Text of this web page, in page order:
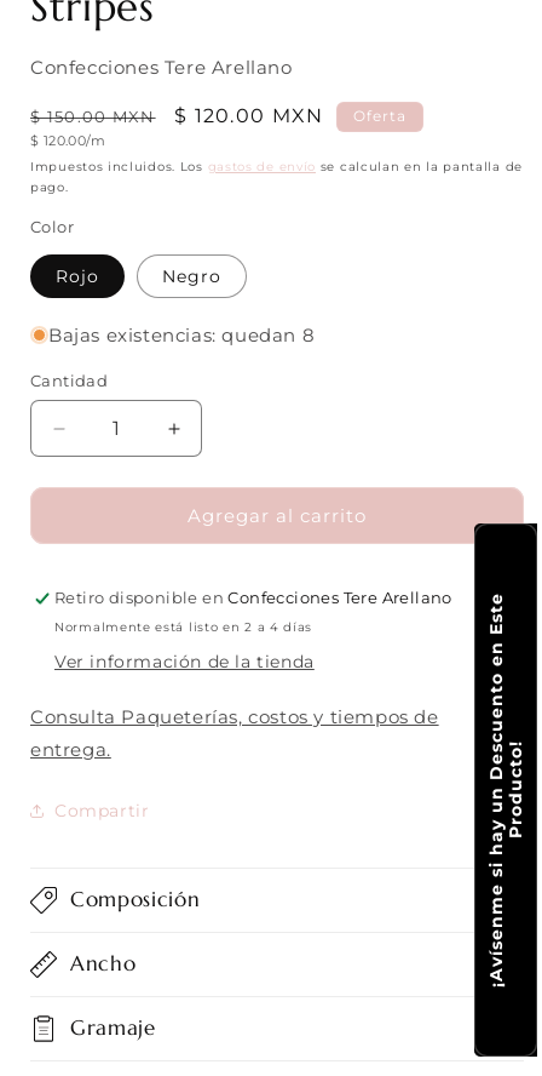
Confecciones Tere Arellano
Precio
habitual
$ 150.00 MXN
Precio
oferta
$ 120.00 MXN
Precio
$ 120.00/m
Oferta
Impuestos incluidos. Los gastos de envío se calculan en la pantalla de
pago.
Color
Rojo Negro
Bajas existencias: quedan 8
Cantidad
Cantidad
Reducir
cantidad
para
Linen
Stripes
Aumentar
cantidad
para
Printed
Linen
Stripes
Agregar al carrito
Retiro disponible enConfecciones Tere Arellano
Normalmente está listo en 2 a 4 días
Ver información de la tienda
Consulta Paqueterías, costos y tiempos de
entrega.
Compartir
Composición
Ancho
Gramaje
¡
A
v
í
s
e
n
m
e
s
i
h
a
y
u
n
D
es
c
u
e
n
t
o
e
n
E
s
t
e
P
r
o
d
u
c
t
o!